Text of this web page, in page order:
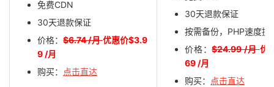
免费CDN
30天退款保证
价格：$6.74 /月 优惠价$3.9
9 /月
购买： 点击直达
30天退款保证
按需备份，PHP速度提
价格：$24.99 /月 优
69 /月
购买： 点击直达